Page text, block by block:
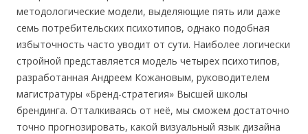
методологические модели, выделяющие пять или даже
семь потребительских психотипов, однако подобная
избыточность часто уводит от сути. Наиболее логически
стройной представляется модель четырех психотипов,
разработанная Андреем Кожановым, руководителем
магистратуры «Бренд-стратегия» Высшей школы
брендинга. Отталкиваясь от неё, мы сможем достаточно
точно прогнозировать, какой визуальный язык дизайна